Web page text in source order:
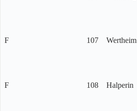
F 107 Wertheim
F 108 Halperin